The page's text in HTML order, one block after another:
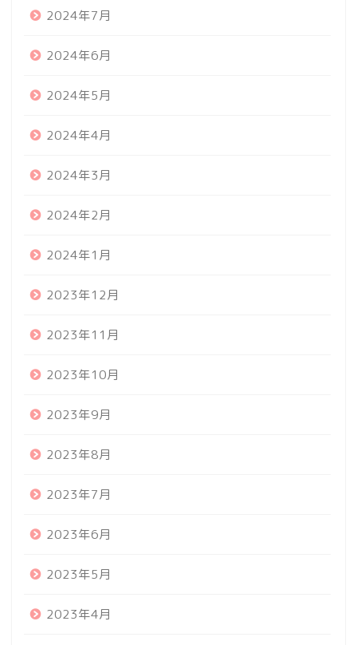
2024年7月
2024年6月
2024年5月
2024年4月
2024年3月
2024年2月
2024年1月
2023年12月
2023年11月
2023年10月
2023年9月
2023年8月
2023年7月
2023年6月
2023年5月
2023年4月